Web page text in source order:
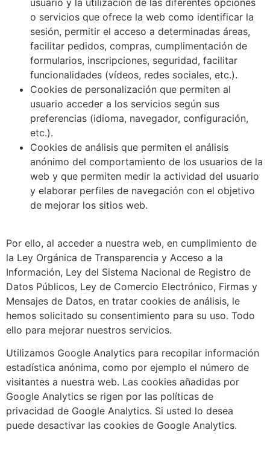
usuario y la utilización de las diferentes opciones
o servicios que ofrece la web como identificar la
sesión, permitir el acceso a determinadas áreas,
facilitar pedidos, compras, cumplimentación de
formularios, inscripciones, seguridad, facilitar
funcionalidades (vídeos, redes sociales, etc.).
Cookies de personalización que permiten al
usuario acceder a los servicios según sus
preferencias (idioma, navegador, configuración,
etc.).
Cookies de análisis que permiten el análisis
anónimo del comportamiento de los usuarios de la
web y que permiten medir la actividad del usuario
y elaborar perfiles de navegación con el objetivo
de mejorar los sitios web.
Por ello, al acceder a nuestra web, en cumplimiento de
la Ley Orgánica de Transparencia y Acceso a la
Información, Ley del Sistema Nacional de Registro de
Datos Públicos, Ley de Comercio Electrónico, Firmas y
Mensajes de Datos, en tratar cookies de análisis, le
hemos solicitado su consentimiento para su uso. Todo
ello para mejorar nuestros servicios.
Utilizamos Google Analytics para recopilar información
estadística anónima, como por ejemplo el número de
visitantes a nuestra web. Las cookies añadidas por
Google Analytics se rigen por las políticas de
privacidad de Google Analytics. Si usted lo desea
puede desactivar las cookies de Google Analytics.